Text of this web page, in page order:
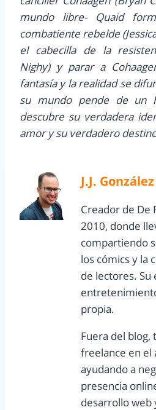
mundo libre- Quaid
combatiente rebelde
el cabecilla de la
Nighy) y parar a
fantasía y la realidad se
su mundo pende de un
descubre su verdadera
amor y su verdadero
J.J.
Creador de De
2010, donde
compartiendo
los cómics y la
de lectores. Su
propia.
Fuera del blog,
freelance en el
ayudando a
presencia
desarrollo web